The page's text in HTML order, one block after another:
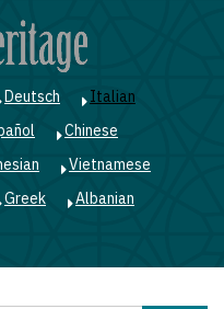
Deutsch
Italian
Chinese
Vietnamese
Greek
Albanian